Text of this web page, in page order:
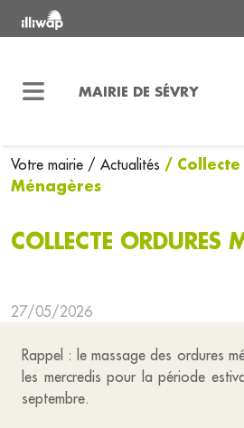
MAIRIE DE SÉVRY
Votre mairie / Actualités /
Ménagères
COLLECTE ORDURES
27/05/2026
Rappel : le massage des ordures
les mercredis pour la période
septembre.